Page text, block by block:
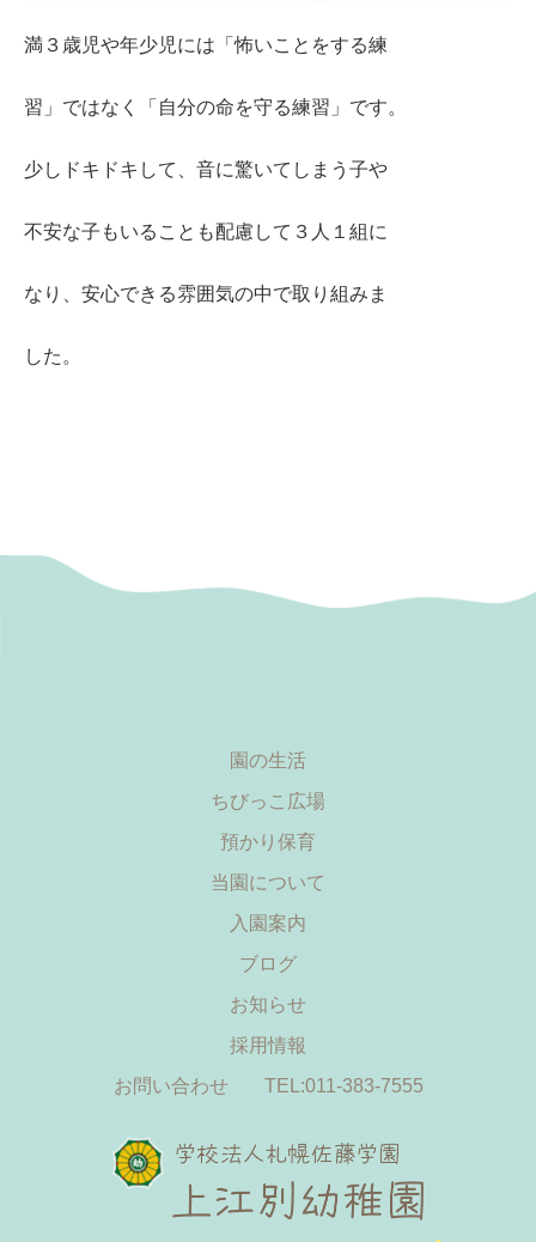
満３歳児や年少児には「怖いことをする練
習」ではなく「自分の命を守る練習」です。
少しドキドキして、音に驚いてしまう子や
不安な子もいることも配慮して３人１組に
なり、安心できる雰囲気の中で取り組みま
した。
園の生活
ちびっこ広場
預かり保育
当園について
入園案内
ブログ
お知らせ
採用情報
お問い合わせ
TEL:011-383-7555